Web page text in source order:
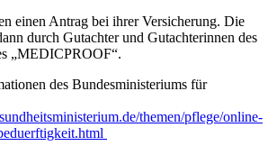
einen Antrag bei ihrer Versicherung. Die
durch Gutachter und Gutachterinnen des
„MEDICPROOF“.
des Bundesministeriums für
themen/pflege/online-